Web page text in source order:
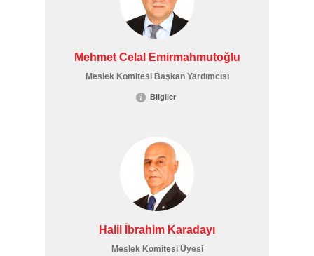
Mehmet Celal Emirmahmutoğlu
Meslek Komitesi Başkan Yardımcısı
Bilgiler
Halil İbrahim Karadayı
Meslek Komitesi Üyesi